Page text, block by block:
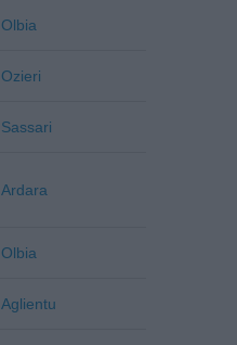
Olbia
Ozieri
Sassari
Ardara
Olbia
Aglientu